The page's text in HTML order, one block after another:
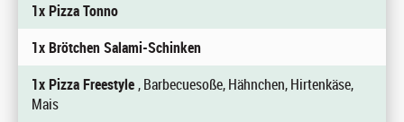
1x Pizza Tonno
1x Brötchen Salami-Schinken
1x Pizza Freestyle, Barbecuesoße, Hähnchen, Hirtenkäse,
Mais